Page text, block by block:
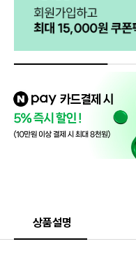
상품설명